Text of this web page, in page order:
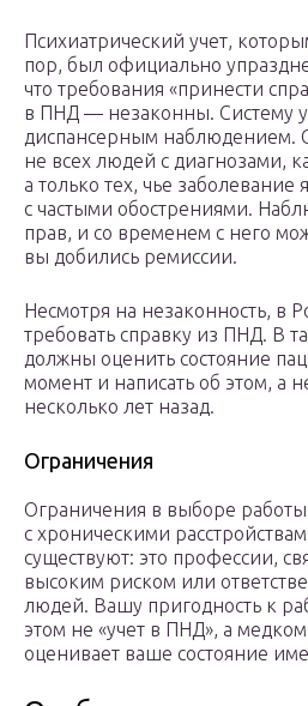
Психиатрический учет,
пор, был официально
что требования «принести
в ПНД — незаконны. Систему
диспансерным наблюдением.
не всех людей с диагнозами,
а только тех, чье заболевание
с частыми обострениями.
прав, и со временем с него
вы добились ремиссии.
Несмотря на незаконность, в
требовать справку из ПНД. В
должны оценить состояние
момент и написать об этом, а
несколько лет назад.
Ограничения
Ограничения в выборе
с хроническими
существуют: это профессии,
высоким риском или
людей. Вашу пригодность к
этом не «учет в ПНД», а
оценивает ваше состояние